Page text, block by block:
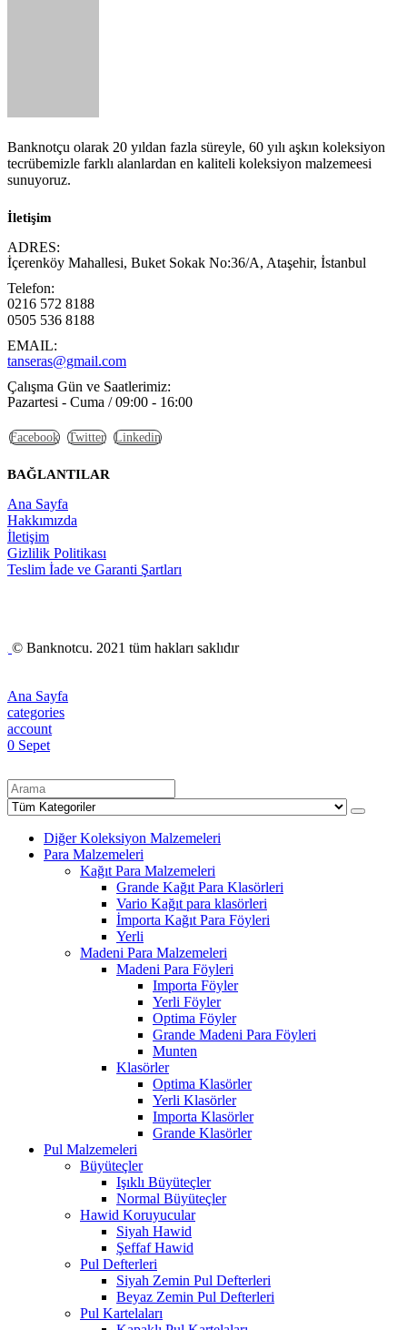
Banknotçu olarak 20 yıldan fazla süreyle, 60 yılı aşkın koleksiyon
tecrübemizle farklı alanlardan en kaliteli koleksiyon malzemeesi
sunuyoruz.
İletişim
ADRES:
İçerenköy Mahallesi, Buket Sokak No:36/A, Ataşehir, İstanbul
Telefon:
0216 572 8188
0505 536 8188
EMAIL:
tanseras@gmail.com
Çalışma Gün ve Saatlerimiz:
Pazartesi - Cuma / 09:00 - 16:00
Facebook Twitter Linkedin
BAĞLANTILAR
Ana Sayfa
Hakkımızda
İletişim
Gizlilik Politikası
Teslim İade ve Garanti Şartları
© Banknotcu. 2021 tüm hakları saklıdır
Ana Sayfa
categories
account
0 Sepet
Diğer Koleksiyon Malzemeleri
Para Malzemeleri
Kağıt Para Malzemeleri
Grande Kağıt Para Klasörleri
Vario Kağıt para klasörleri
İmporta Kağıt Para Föyleri
Yerli
Madeni Para Malzemeleri
Madeni Para Föyleri
Importa Föyler
Yerli Föyler
Optima Föyler
Grande Madeni Para Föyleri
Munten
Klasörler
Optima Klasörler
Yerli Klasörler
Importa Klasörler
Grande Klasörler
Pul Malzemeleri
Büyüteçler
Işıklı Büyüteçler
Normal Büyüteçler
Hawid Koruyucular
Siyah Hawid
Şeffaf Hawid
Pul Defterleri
Siyah Zemin Pul Defterleri
Beyaz Zemin Pul Defterleri
Pul Kartelaları